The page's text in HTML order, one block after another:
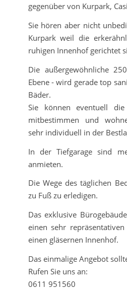
gegenüber von Kurpark,
Sie hören aber nicht
Kurpark weil die
ruhigen Innenhof gerichtet
Die außergewöhnliche
Ebene - wird gerade top
Bäder.
Sie können eventuell die
mitbestimmen und
sehr individuell in der
In der Tiefgarage sind
anmieten.
Die Wege des täglichen
zu Fuß zu erledigen.
Das exklusive
einen sehr
einen gläsernen Innenhof.
Das einmalige Angebot
Rufen Sie uns an:
0611 951560